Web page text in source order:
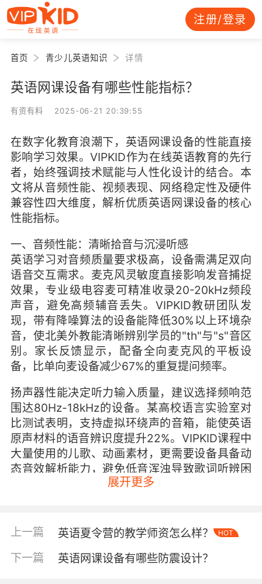
注册/登录
首页 青少儿英语知识 详情
英语网课设备有哪些性能指标？
有资有料 2025-06-21 20:39:55
在数字化教育浪潮下，英语网课设备的性能直接
影响学习效果。VIPKID作为在线英语教育的先行
者，始终强调技术赋能与人性化设计的结合。本
文将从音频性能、视频表现、网络稳定性及硬件
兼容性四大维度，解析优质英语网课设备的核心
性能指标。
一、音频性能：清晰拾音与沉浸听感
英语学习对音频质量要求极高，设备需满足双向
语音交互需求。麦克风灵敏度直接影响发音捕捉
效果，专业级电容麦可精准收录20-20kHz频段
声音，避免高频辅音丢失。VIPKID教研团队发
现，带有降噪算法的设备能降低30%以上环境杂
音，使北美外教能清晰辨别学员的"th"与"s"音区
别。家长反馈显示，配备全向麦克风的平板设
备，比单向麦设备减少67%的重复提问频率。
扬声器性能决定听力输入质量，建议选择频响范
围达80Hz-18kHz的设备。某高校语言实验室对
比测试表明，支持虚拟环绕声的音箱，能使英语
原声材料的语音辨识度提升22%。VIPKID课程中
大量使用的儿歌、动画素材，更需要设备具备动
态音效解析能力，避免低音浑浊导致歌词听辨困
摄像头性能关乎表情互动质量，1080P分辨率已
成为基础门槛。VIPKID教学数据显示，配备自动
对焦功能的设备，可使外教表情识别准确率提升
展开更多
上一篇 英语夏令营的教学师资怎么样？ HOT
下一篇 英语网课设备有哪些防震设计？